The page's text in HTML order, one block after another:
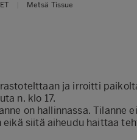
Metsä Tissue
ja irroitti
n. klo 17.
on hallinnassa. Tilanne
siitä aiheudu haittaa